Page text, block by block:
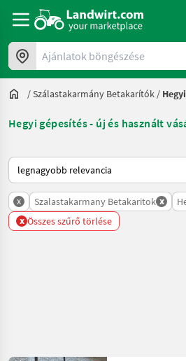
Ajánlatok böngészése
/Szálastakarmány Betakarítók /
Hegyi gépesítés - új és használt
Így van sorba rendezve a
x Szalastakarmany Betakaritok x
x Összes szűrő törlése